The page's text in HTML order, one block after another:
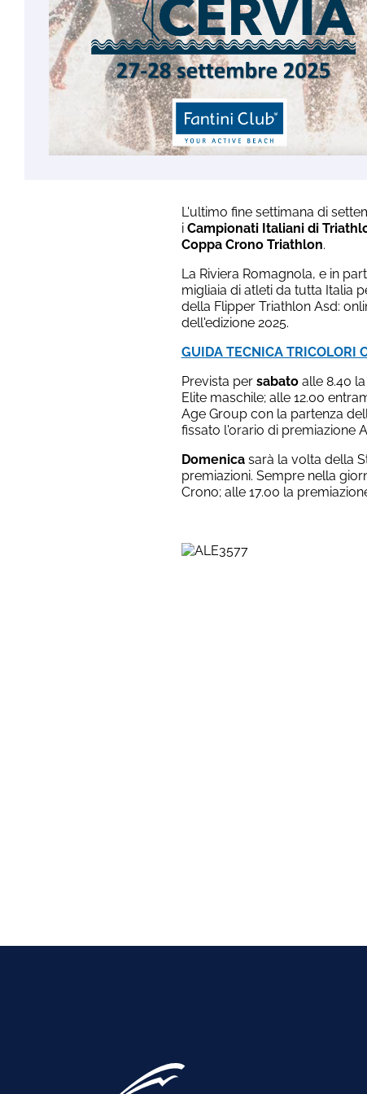
L'ultimo fine settimana di
i Campionati Italiani di
Coppa Crono Triathlon.
La Riviera Romagnola, e in
migliaia di atleti da tutta Italia
della Flipper Triathlon Asd:
dell'edizione 2025.
GUIDA TECNICA TRICOLORI
Prevista per sabatoalle 8.40
Elite maschile; alle 12.00
Age Group con la partenza
fissato l'orario di premiazione
Domenicasarà la volta della
premiazioni. Sempre nella
Crono; alle 17.00 la